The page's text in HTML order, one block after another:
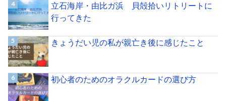
立石海岸・由比ガ浜 貝殻拾いリトリートに
行ってきた
きょうだい児の私が親亡き後に感じたこと
初心者のためのオラクルカードの選び方